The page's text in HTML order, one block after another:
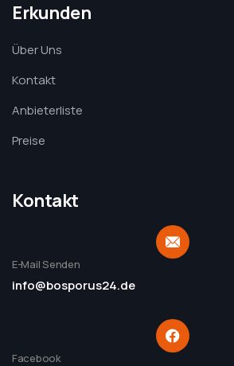
Erkunden
Über Uns
Kontakt
Anbieterliste
Preise
Kontakt
E-Mail Senden
info@bosporus24.de
Facebook